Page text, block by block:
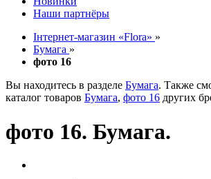
Наши партнёры
Інтернет-магазин «Flora» »
Бумага »
фото 16
Вы находитесь в разделе Бумага. Также
каталог товаров Бумага, фото 16 других
фото 16. Бумага.